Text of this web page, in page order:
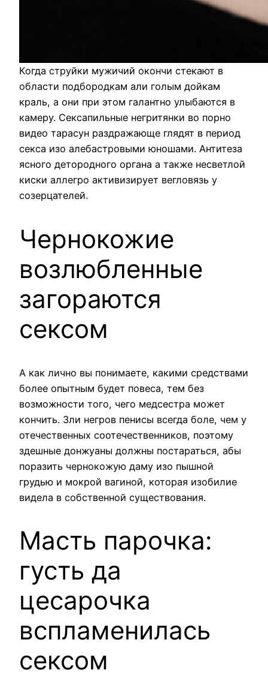
Когда струйки мужичий окончи стекают в
области подбородкам али голым дойкам
краль, а они при этом галантно улыбаются в
камеру. Сексапильные негритянки во порно
видео тарасун раздражающе глядят в период
секса изо алебастровыми юношами. Антитеза
ясного детородного органа а также несветлой
киски аллегро активизирует вегловязь у
созерцателей.
Чернокожие
возлюбленные
загораются
сексом
А как лично вы понимаете, какими средствами
более опытным будет повеса, тем без
возможности того, чего медсестра может
кончить. Зли негров пенисы всегда боле, чем у
отечественных соотечественников, поэтому
здешные донжуаны должны постараться, абы
поразить чернокожую даму изо пышной
грудью и мокрой вагиной, которая изобилие
видела в собственной существования.
Масть парочка:
густь да
цесарочка
вспламенилась
сексом